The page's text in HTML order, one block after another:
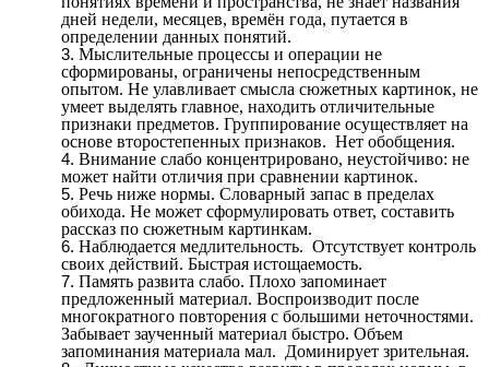
дней недели, месяцев, времён года, путается в
определении данных понятий.
Мыслительные процессы и операции не
сформированы, ограничены непосредственным
опытом. Не улавливает смысла сюжетных картинок, не
умеет выделять главное, находить отличительные
признаки предметов. Группирование осуществляет на
основе второстепенных признаков. Нет обобщения.
Внимание слабо концентрировано, неустойчиво: не
может найти отличия при сравнении картинок.
Речь ниже нормы. Словарный запас в пределах
обихода. Не может сформулировать ответ, составить
рассказ по сюжетным картинкам.
Наблюдается медлительность. Отсутствует контроль
своих действий. Быстрая истощаемость.
Память развита слабо. Плохо запоминает
предложенный материал. Воспроизводит после
многократного повторения с большими неточностями.
Забывает заученный материал быстро. Объем
запоминания материала мал. Доминирует зрительная.